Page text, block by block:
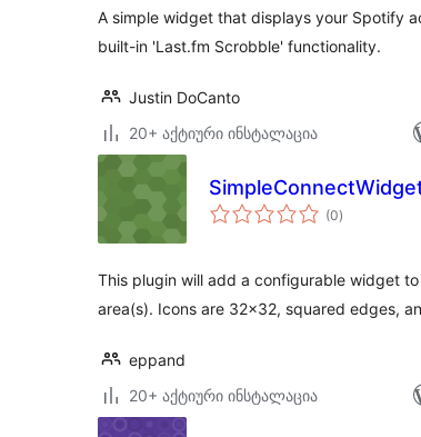
A simple widget that displays your Spotify
built-in 'Last.fm Scrobble' functionality.
Justin DoCanto
20+ აქტიური ინსტალაცია
(0საერთო
რეიტინგი
)
This plugin will add a configurable widget
area(s). Icons are 32×32, squared edges,
eppand
20+ აქტიური ინსტალაცია